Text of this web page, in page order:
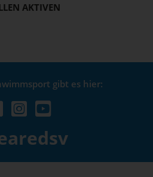
AKTIVEN
gibt es hier: